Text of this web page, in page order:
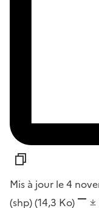
Mis à jour le 4
(shp)(14,3 Ko)